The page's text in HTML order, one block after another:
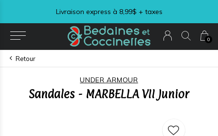
0
Livraison express à 8,99$ + taxes
Retour
UNDER ARMOUR
Sandales - MARBELLA VII Junior